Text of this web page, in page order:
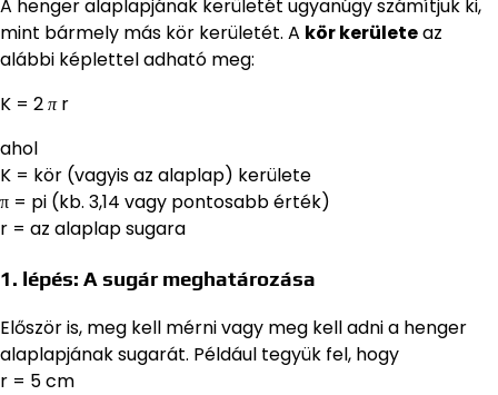
A henger alaplapjának kerületét ugyanúgy számítjuk ki,
mint bármely más kör kerületét. A kör kerületeaz
alábbi képlettel adható meg:
K = 2πr
ahol
K = kör (vagyis az alaplap) kerülete
π = pi (kb. 3,14 vagy pontosabb érték)
r = az alaplap sugara
1. lépés: A sugár meghatározása
Először is, meg kell mérni vagy meg kell adni a henger
alaplapjának sugarát. Például tegyük fel, hogy
r = 5 cm